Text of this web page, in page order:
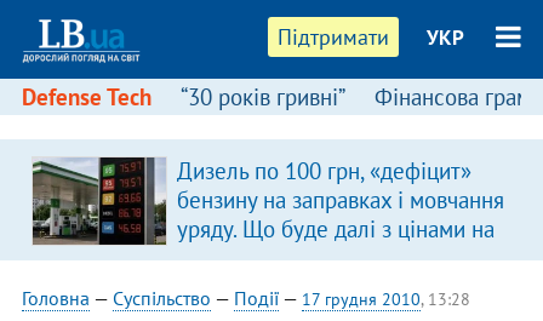
Підтримати УКР
Defense Tech “30 років гривні” Фінансова
Дизель по 100 грн, «дефіцит»
бензину на заправках і мовчання
уряду. Що буде далі з цінами на
пальне?
Головна — Суспільство — Події— 17 грудня 2010, 13:28